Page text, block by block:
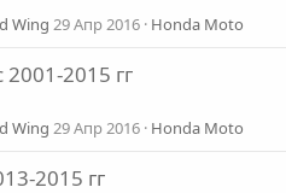
Wing 29 Апр 2016 Honda Moto
2001-2015 гг
Wing 29 Апр 2016 Honda Moto
2015 гг